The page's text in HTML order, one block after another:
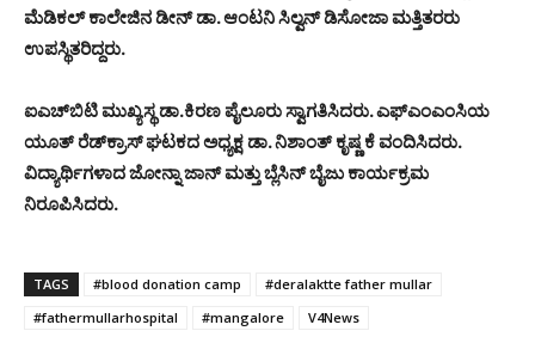
ಮೆಡಿಕಲ್ ಕಾಲೇಜಿನ ಡೀನ್ ಡಾ. ಆಂಟನಿ ಸಿಲ್ವನ್ ಡಿಸೋಜಾ ಮತ್ತಿತರರು
ಉಪಸ್ಥಿತರಿದ್ದರು.
ಐಎಚ್‌ಬಿಟಿ ಮುಖ್ಯಸ್ಥ ಡಾ.ಕಿರಣ ಪೈಲೂರು ಸ್ವಾಗತಿಸಿದರು. ಎಫ್‌ಎಂಎಂಸಿಯ
ಯೂತ್ ರೆಡ್‌ಕ್ರಾಸ್ ಘಟಕದ ಅಧ್ಯಕ್ಷ ಡಾ. ನಿಶಾಂತ್ ಕೃಷ್ಣ ಕೆ ವಂದಿಸಿದರು.
ವಿದ್ಯಾರ್ಥಿಗಳಾದ ಜೋನ್ನಾ ಜಾನ್ ಮತ್ತು ಬ್ಲೆಸಿನ್ ಬೈಜು ಕಾರ್ಯಕ್ರಮ
ನಿರೂಪಿಸಿದರು.
TAGS #blood donation camp
#deralaktte father mullar
#fathermullarhospital
#mangalore V4News